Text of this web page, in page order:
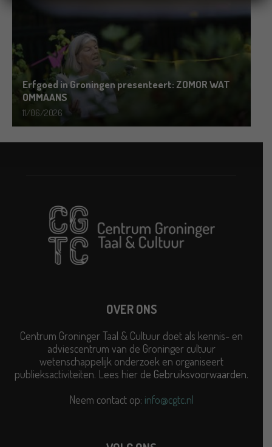
Erfgoed in Groningen presenteert: ZOMOR WAT
OMMAANS
11/06/2026
OVER ONS
Centrum Groninger Taal & Cultuur doet als kennis- en
adviescentrum van de Groninger cultuur
wetenschappelijk onderzoek en organiseert
publieksactiviteiten. Lees hier de Gebruiksvoorwaarden.
Neem contact op: info@cgtc.nl